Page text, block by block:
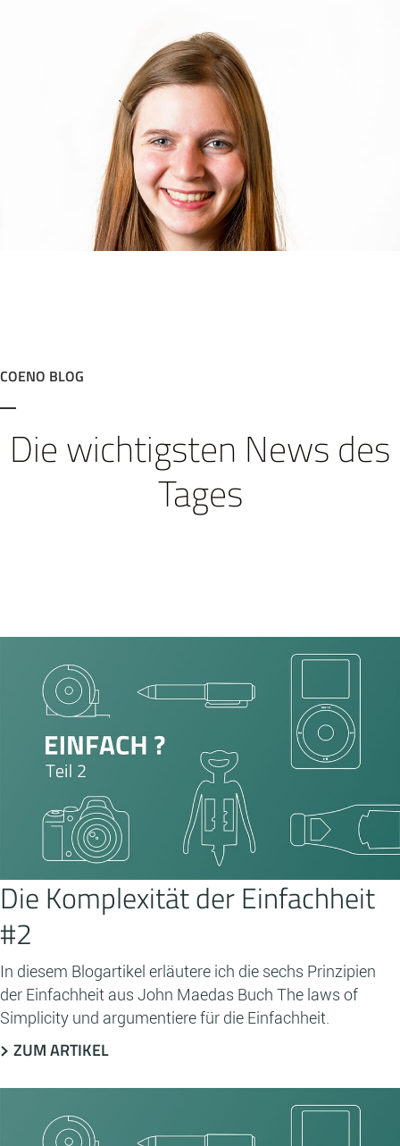
COENO BLOG
Die wichtigsten News des
Tages
Die Komplexität der Einfachheit
#2
In diesem Blogartikel erläutere ich die sechs Prinzipien
der Einfachheit aus John Maedas Buch The laws of
Simplicity und argumentiere für die Einfachheit.
ZUM ARTIKEL